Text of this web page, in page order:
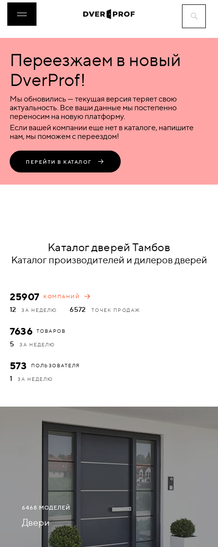
ДВЕРИ
ФУРНИТУРА
ВОРОТА
ПЕРЕГОРОДКИ
КОМПЛЕКТУЮЩИЕ
"УМНЫЙ
ДОМ"
ИНТЕРЕСНЫЕ
СТАТЬИ
СВЯЗАТЬСЯ
ВОЙТИ
ТАМБОВ
Переезжаем в новый
DverProf!
Мы обновились — текущая версия теряет свою
актуальность. Все ваши данные мы постепенно
переносим на новую платформу.
Если вашей компании еще нет в каталоге, напишите
нам, мы поможем с переездом!
ПЕРЕЙТИ В КАТАЛОГ
Каталог дверей Тамбов
Каталог производителей и дилеров дверей
25907 КОМПАНИЙ
12 ЗА НЕДЕЛЮ 6572 ТОЧЕК ПРОДАЖ
7636 ТОВАРОВ
5 ЗА НЕДЕЛЮ
573 ПОЛЬЗОВАТЕЛЯ
1 ЗА НЕДЕЛЮ
6468 МОДЕЛЕЙ
Двери